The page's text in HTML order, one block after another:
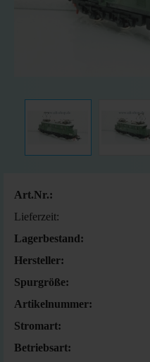
Art.Nr.:
Lieferzeit:
Lagerbestand:
Hersteller:
Spurgröße:
Artikelnummer:
Stromart:
Betriebsart: